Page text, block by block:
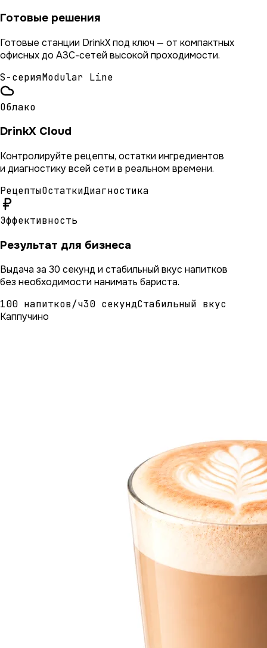
Готовые решения
Готовые станции DrinkX под ключ — от компактных
офисных до АЗС-сетей высокой проходимости.
S-серияModular Line
Облако
DrinkX Cloud
Контролируйте рецепты, остатки ингредиентов
и диагностику всей сети в реальном времени.
РецептыОстаткиДиагностика
Эффективность
Результат для бизнеса
Выдача за 30 секунд и стабильный вкус напитков
без необходимости нанимать бариста.
100 напитков/ч30 секундСтабильный вкус
Каппучино